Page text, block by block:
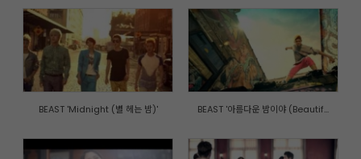
BEAST 'Midnight (별 헤는 밤)' BEAST '아름다운 밤이야 (Beautif...